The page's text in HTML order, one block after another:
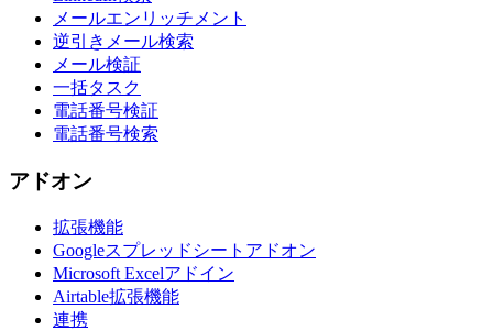
メールエンリッチメント
逆引きメール検索
メール検証
一括タスク
電話番号検証
電話番号検索
アドオン
拡張機能
Googleスプレッドシートアドオン
Microsoft Excelアドイン
Airtable拡張機能
連携